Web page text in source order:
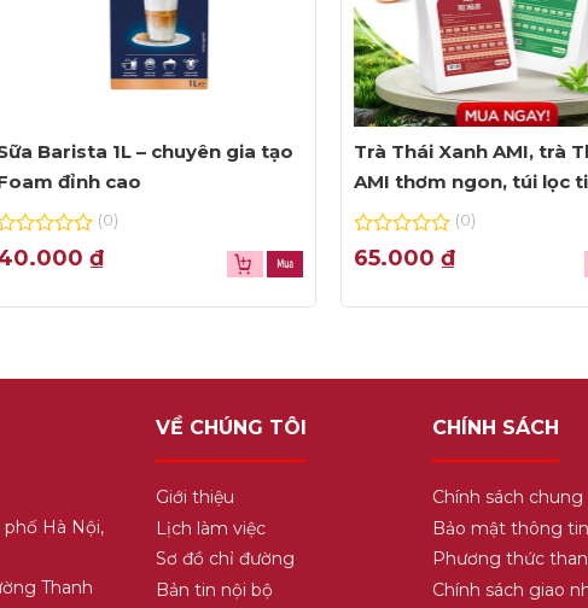
Barista 1L – chuyên gia tạo
đỉnh cao
0
out
(0)
₫
Trà Thái Xanh AMI, trà
AMI thơm ngon, túi lọc
dụng
0
out
5
(0)
65.000 ₫
phố Hà Nội,
Thanh
VỀ CHÚNG TÔI
Giới thiệu
Lịch làm việc
Sơ đồ chỉ đường
Bản tin nội bộ
CHÍNH SÁCH
Chính sách chung
Bảo mật thông tin
Phương thức
Chính sách giao